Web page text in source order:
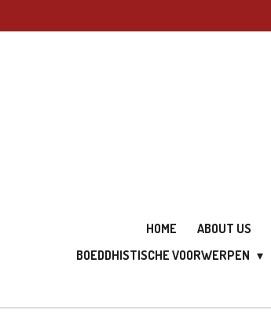
direct
HOME ABOUT US
BOEDDHISTISCHE VOORWERPEN